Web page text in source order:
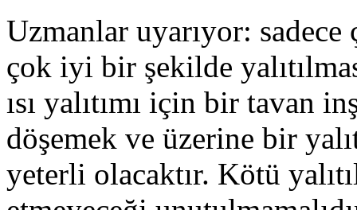
Uzmanlar uyarıyor: sadece
çok iyi bir şekilde
ısı yalıtımı için bir tavan
döşemek ve üzerine bir
yeterli olacaktır. Kötü